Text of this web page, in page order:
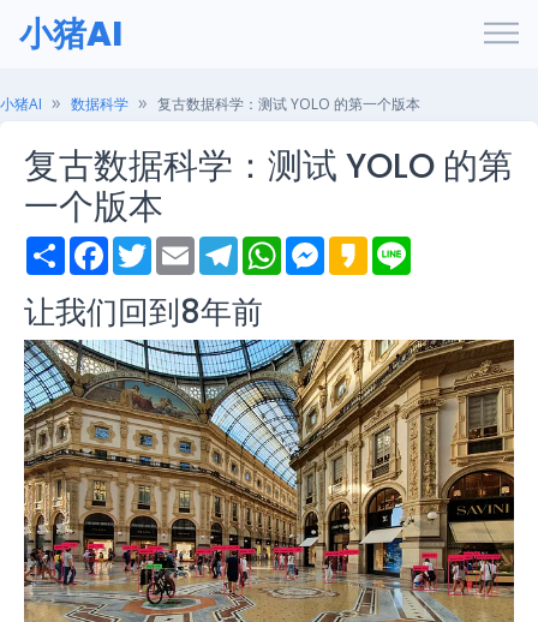
小猪AI
小猪AI 数据科学 复古数据科学：测试 YOLO 的第一个版本
复古数据科学：测试 YOLO 的第
一个版本
S
h
r
e
F
a
e
b
o
o
k
T
w
t
t
e
r
E
m
i
l
T
e
e
g
r
a
m
W
h
A
p
p
M
e
n
g
e
r
K
a
让我们回到8年前